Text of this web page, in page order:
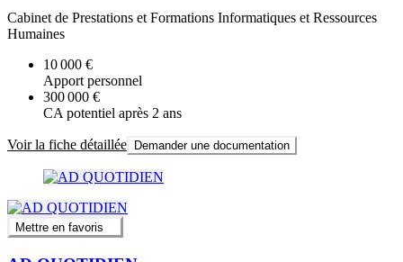
Cabinet de Prestations et Formations Informatiques et Ressources
Humaines
10 000 €
Apport personnel
300 000 €
CA potentiel après 2 ans
Voir la fiche détaillée Demander une documentation
Mettre en favoris